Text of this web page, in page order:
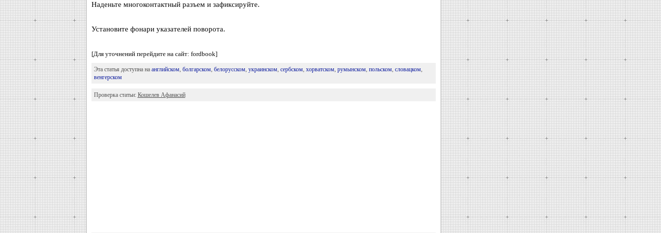
Наденьте многоконтактный разъем и зафиксируйте.
Установите фонари указателей поворота.
[Для уточнений перейдите на сайт: fordbook]
Эта статья доступна на английском, болгарском, белорусском, украинском, сербском, хорватском, румынском, польском, словацком,
венгерском
Проверка статьи: Кошелев Афанасий